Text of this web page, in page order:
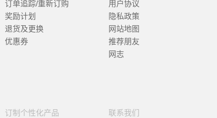
订单追踪/重新订购
奖励计划
退货及更换
优惠券
用户协议
隐私政策
网站地图
推荐朋友
网志
订制个性化产品
联系我们